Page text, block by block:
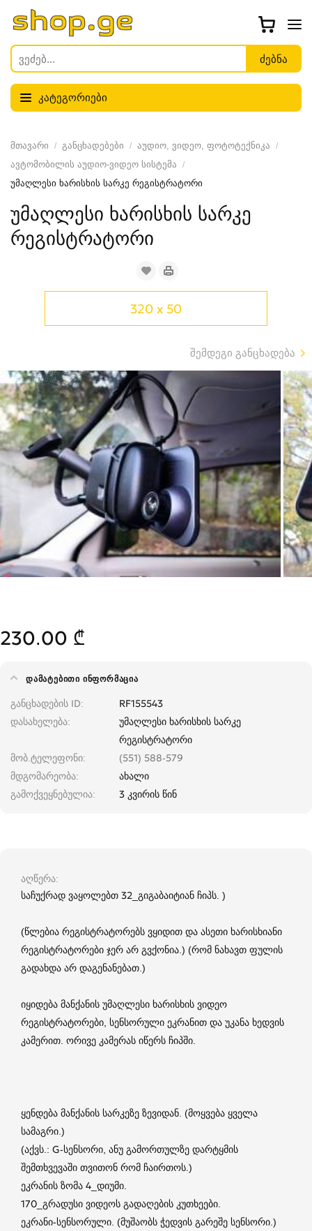
კატეგორიები
მთავარი განცხადებები
აუდიო, ვიდეო, ფოტოტექნიკა
ავტომობილის აუდიო-ვიდეო სისტემა
უმაღლესი ხარისხის სარკე რეგისტრატორი
უმაღლესი ხარისხის სარკე
რეგისტრატორი
320 x 50
შემდეგი განცხადება
230.00 ₾
ᲓᲐᲛᲐᲢᲔᲑᲘᲗᲘ ᲘᲜᲤᲝᲠᲛᲐᲪᲘᲐ
განცხადების ID
RF155543
დასახელება
უმაღლესი ხარისხის სარკე
რეგისტრატორი
მობ.ტელეფონი
(551) 588-579
მდგომარეობა
ახალი
გამოქვეყნებულია
3 კვირის წინ
აღწერა
საჩუქრად ვაყოლებთ 32_გიგაბაიტიან ჩიპს. )
(წლებია რეგისტრატორებს ვყიდით და ასეთი ხარისხიანი
რეგისტრატორები ჯერ არ გვქონია.) (რომ ნახავთ ფულის
გადახდა არ დაგენანებათ.)
იყიდება მანქანის უმაღლესი ხარისხის ვიდეო
რეგისტრატორები, სენსორული ეკრანით და უკანა ხედვის
კამერით. ორივე კამერას იწერს ჩიპში.
ყენდება მანქანის სარკეზე ზევიდან. (მოყვება ყველა
სამაგრი.)
(აქვს.: G-სენსორი, ანუ გამორთულზე დარტყმის
შემთხვევაში თვითონ რომ ჩაირთოს.)
ეკრანის ზომა 4_დიუმი.
170_გრადუსი ვიდეოს გადაღების კუთხეები.
ეკრანი-სენსორული. (მუშაობს ჭედვის გარეშე სენსორი.)